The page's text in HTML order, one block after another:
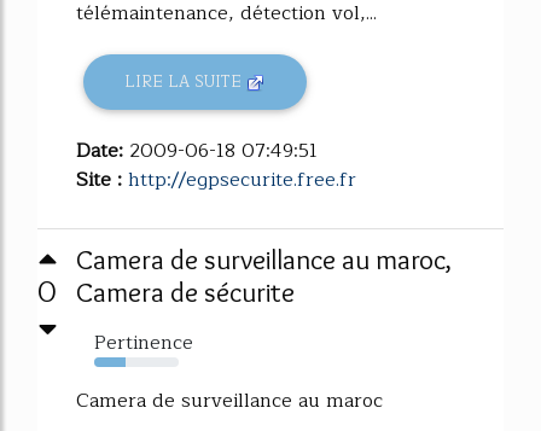
télémaintenance, détection vol,...
LIRE LA SUITE
Date: 2009-06-18 07:49:51
Site :http://egpsecurite.free.fr
0
Camera de surveillance au maroc,
Camera de sécurite
Pertinence
37%
Camera de surveillance au maroc